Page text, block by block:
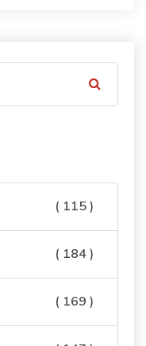
( 115 )
( 184 )
( 169 )